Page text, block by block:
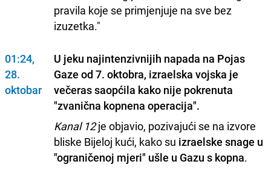
pravila koje se primjenjuje na sve bez
izuzetka."
01:24,
28.
oktobar
U jeku najintenzivnijih napada na Pojas
Gaze od 7. oktobra, izraelska vojska je
večeras saopćila kako nije pokrenuta
"zvanična kopnena operacija".
Kanal 12je objavio, pozivajući se na izvore
bliske Bijeloj kući, kako su izraelske snage u
"ograničenoj mjeri" ušle u Gazu s kopna.